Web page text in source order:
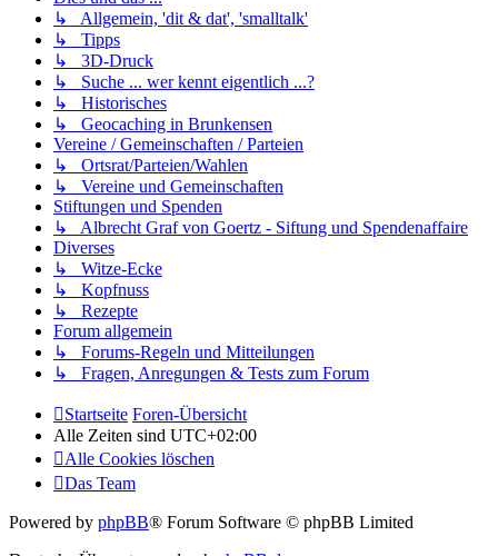
↳ Allgemein, 'dit & dat', 'smalltalk'
↳ Tipps
↳ 3D-Druck
↳ Suche ... wer kennt eigentlich ...?
↳ Historisches
↳ Geocaching in Brunkensen
Vereine / Gemeinschaften / Parteien
↳ Ortsrat/Parteien/Wahlen
↳ Vereine und Gemeinschaften
Stiftungen und Spenden
↳ Albrecht Graf von Goertz - Siftung und Spendenaffaire
Diverses
↳ Witze-Ecke
↳ Kopfnuss
↳ Rezepte
Forum allgemein
↳ Forums-Regeln und Mitteilungen
↳ Fragen, Anregungen & Tests zum Forum
Startseite Foren-Übersicht
Alle Zeiten sind UTC+02:00
Alle Cookies löschen
Das Team
Powered by phpBB® Forum Software © phpBB Limited